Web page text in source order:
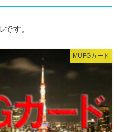
す。
MUFGカード